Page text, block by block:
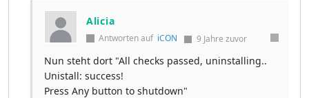
Alicia
Antworten auf iCON 9 Jahre zuvor
Nun steht dort "All checks passed, uninstalling..
Unistall: success!
Press Any button to shutdown"